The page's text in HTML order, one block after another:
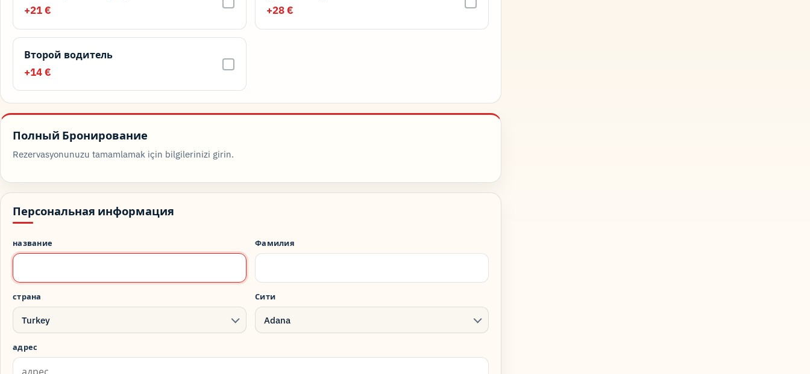
+21 € +28 €
Второй водитель
+14 €
Полный Бронирование
Rezervasyonunuzu tamamlamak için bilgilerinizi girin.
Персональная информация
название Фамилия
страна
Turkey
Сити
Adana
адрес